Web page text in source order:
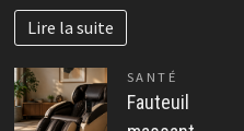
Lire la suite
SANTÉ
Fauteuil